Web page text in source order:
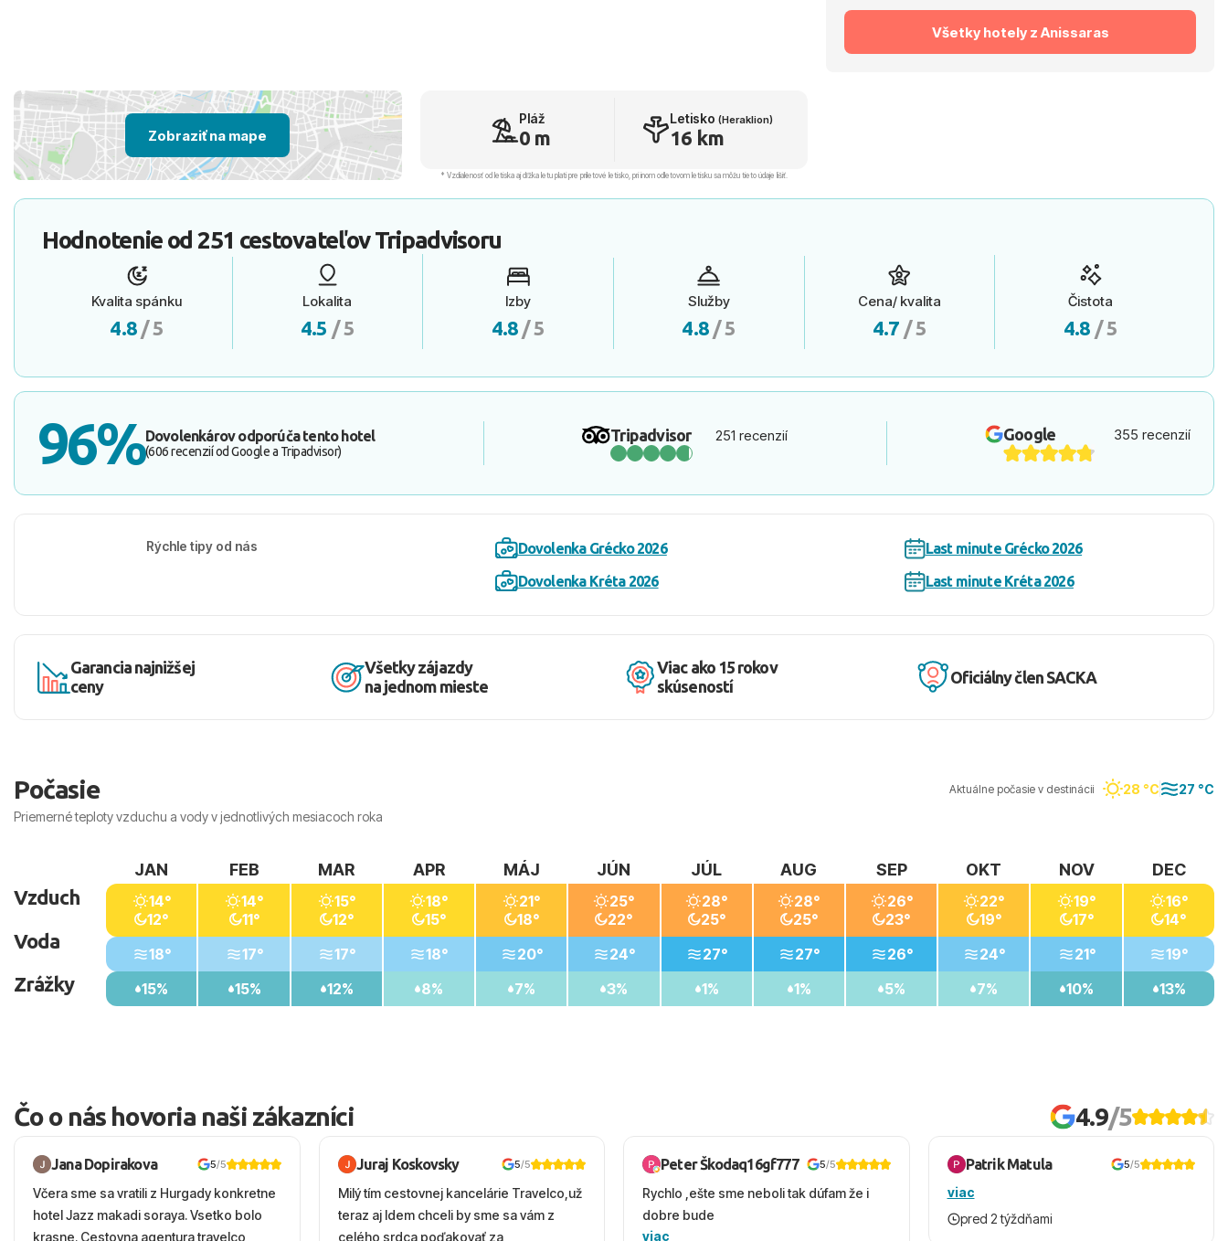
Všetky hotely z Anissaras
Zobraziť na mape
Pláž
0 m
Letisko(Heraklion)
16 km
* Vzdialenosť od letiska aj dľžka letu platí pre príletové letisko, pri inom odletovom letisku sa môžu tieto údaje líšiť.
Hodnotenie od 251 cestovateľovTripadvisoru
Kvalita spánku
4.8 / 5
Lokalita
4.5 / 5
Izby
4.8 / 5
Služby
4.8 / 5
Cena/ kvalita
4.7 / 5
Čistota
4.8 / 5
96%Dovolenkárov odporúča tento hotel
(606 recenzií od Google a Tripadvisor)
Tripadvisor 251 recenzií Google 355 recenzií
Rýchle tipy od nás Dovolenka Grécko 2026
Last minute Grécko 2026
Dovolenka Kréta 2026
Last minute Kréta 2026
Garancia najnižšej
ceny
Všetky zájazdy
na jednom mieste
Viac ako 15 rokov
skúseností
Oficiálny člen SACKA
Počasie
Priemerné teploty vzduchu a vody v jednotlivých mesiacoch roka
Aktuálne počasie v destinácii 28 °C 27 °C
Vzduch
Voda
Zrážky
JAN
14°
12°
18°
15%
FEB
14°
11°
17°
15%
MAR
15°
12°
17°
12%
APR
18°
15°
18°
8%
MÁJ
21°
18°
20°
7%
JÚN
25°
22°
24°
3%
JÚL
28°
25°
27°
1%
AUG
28°
25°
27°
1%
SEP
26°
23°
26°
5%
OKT
22°
19°
24°
7%
NOV
19°
17°
21°
10%
DEC
16°
14°
19°
13%
Čo o nás hovoria naši zákazníci 4.9/5
Jana Dopirakova 5/5
Včera sme sa vratili z Hurgady konkretne
hotel Jazz makadi soraya. Vsetko bolo
krasne. Cestovna agentura travelco
Juraj Koskovsky 5/5
Milý tím cestovnej kancelárie Travelco,už
teraz aj Idem chceli by sme sa vám z
celého srdca poďakovať za
Peter Škodaq16gf777 5/5
Rychlo ,ešte sme neboli tak dúfam že i
dobre bude
viac
Patrik Matula 5/5
viac
pred 2 týždňami